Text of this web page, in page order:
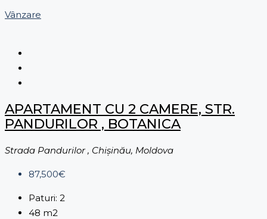
Vânzare
APARTAMENT CU 2 CAMERE, STR.
PANDURILOR , BOTANICA
Strada Pandurilor , Chișinău, Moldova
87,500€
Paturi: 2
48 m2